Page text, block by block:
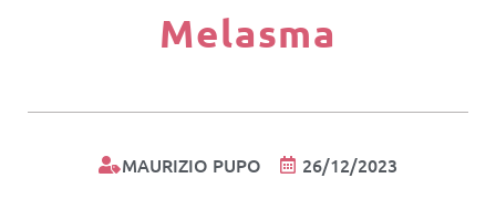
Melasma
MAURIZIO PUPO 26/12/2023